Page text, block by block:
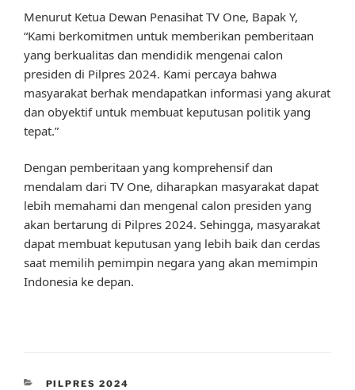
Menurut Ketua Dewan Penasihat TV One, Bapak Y,
“Kami berkomitmen untuk memberikan pemberitaan
yang berkualitas dan mendidik mengenai calon
presiden di Pilpres 2024. Kami percaya bahwa
masyarakat berhak mendapatkan informasi yang akurat
dan obyektif untuk membuat keputusan politik yang
tepat.”
Dengan pemberitaan yang komprehensif dan
mendalam dari TV One, diharapkan masyarakat dapat
lebih memahami dan mengenal calon presiden yang
akan bertarung di Pilpres 2024. Sehingga, masyarakat
dapat membuat keputusan yang lebih baik dan cerdas
saat memilih pemimpin negara yang akan memimpin
Indonesia ke depan.
CATEGORIES
PILPRES 2024